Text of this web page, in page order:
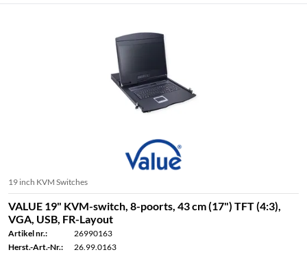
19 inch KVM Switches
VALUE 19" KVM-switch, 8-poorts, 43 cm (17") TFT (4:3),
VGA, USB, FR-Layout
Artikel nr.:
26990163
Herst.-Art.-Nr.:
26.99.0163